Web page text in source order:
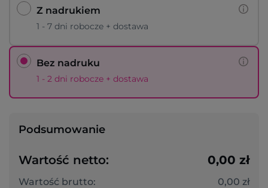
Z nadrukiem
1 - 7 dni robocze + dostawa
Bez nadruku
1 - 2 dni robocze + dostawa
Podsumowanie
Wartość netto: 0,00 zł
Wartość brutto: 0,00 zł